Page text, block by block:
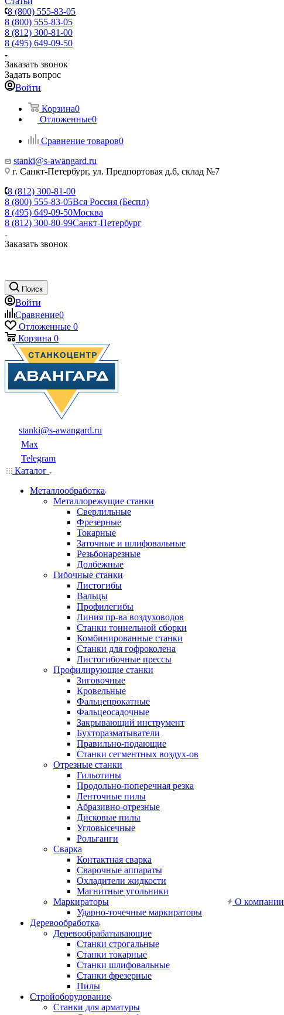
8 (800) 555-83-05
8 (800) 555-83-05
8 (812) 300-81-00
8 (495) 649-09-50
Заказать звонок
Задать вопрос
Войти
Корзина0
Отложенные0
Сравнение товаров0
stanki@s-awangard.ru
г. Санкт-Петербург, ул. Предпортовая д.6, склад №7
8 (812) 300-81-00
8 (800) 555-83-05Вся Россия (Беспл)
8 (495) 649-09-50Москва
8 (812) 300-80-99Санкт-Петербург
Заказать звонок
Поиск
Войти
Сравнение0
Отложенные 0
Корзина 0
stanki@s-awangard.ru
Max
Telegram
Каталог
Металлообработка
Металлорежущие станки
Сверлильные
Фрезерные
Токарные
Заточные и шлифовальные
Резьбонарезные
Долбежные
Гибочные станки
Листогибы
Вальцы
Профилегибы
Линия пр-ва воздуховодов
Станки тоннельной сборки
Комбинированные станки
Станки для гофроколена
Листогибочные прессы
Профилирующие станки
Зиговочные
Кровельные
Фальцепрокатные
Фальцеосадочные
Закрывающий инструмент
Бухторазматыватели
Правильно-подающие
Станки сегментных воздух-ов
Отрезные станки
Гильотины
Продольно-поперечная резка
Ленточные пилы
Абразивно-отрезные
Дисковые пилы
Угловысечные
Рольганги
Сварка
Контактная сварка
Сварочные аппараты
Охладители жидкости
Магнитные угольники
Маркираторы
Ударно-точечные маркираторы
Деревообработка
Деревообрабатывающие
Станки строгальные
Станки токарные
Станки шлифовальные
Станки фрезерные
Пилы
Стройоборудование
Станки для арматуры
О компании